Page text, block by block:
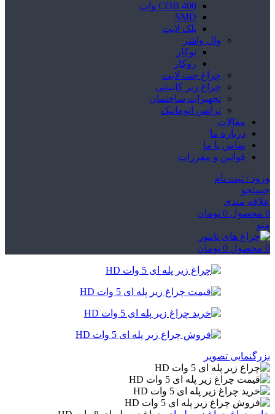
COB 400 وات
SMD
بلک لایت
وال واشر
توکار
روکار
چراغ جت لایت
چراغ زیر کابینتی
تجهیزات ساختمان
ترانس اتوماتیک
مقالات
درباره ما
تماس با ما
قوانین و مقررات
ورود / ثبت نام
جستجو
علاقه مندی
0 محصول 0 تومان
منو
0 محصول 0 تومان
بزرگنمایی تصویر